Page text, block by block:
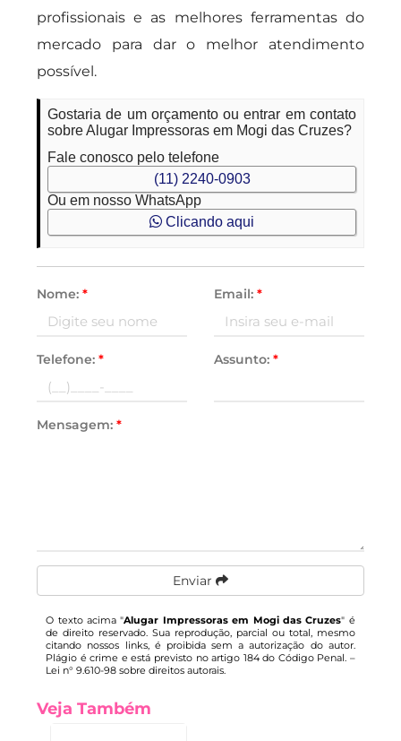
profissionais e as melhores ferramentas do
mercado para dar o melhor atendimento
possível.
Gostaria de um orçamento ou entrar em contato
sobre Alugar Impressoras em Mogi das Cruzes?
Fale conosco pelo telefone
(11) 2240-0903
Ou em nosso WhatsApp
Clicando aqui
Nome:* Email: *
Telefone:* Assunto: *
Mensagem:*
Enviar
O texto acima "Alugar Impressoras em Mogi das Cruzes" é
de direito reservado. Sua reprodução, parcial ou total, mesmo
citando nossos links, é proibida sem a autorização do autor.
Plágio é crime e está previsto no artigo 184 do Código Penal. –
Lei n° 9.610-98 sobre direitos autorais.
Veja Também